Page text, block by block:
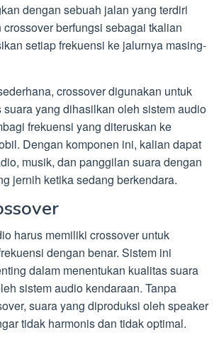
dengan sebuah jalan yang terdiri
berfungsi sebagai tkalian
setiap frekuensi ke jalurnya masing-
crossover digunakan untuk
suara yang dihasilkan oleh sistem audio
frekuensi yang diteruskan ke
Dengan komponen ini, kalian dapat
musik, dan panggilan suara dengan
jernih ketika sedang berkendara.
harus memiliki crossover untuk
dengan benar. Sistem ini
dalam menentukan kualitas suara
sistem audio kendaraan. Tanpa
suara yang diproduksi oleh speaker
tidak harmonis dan tidak optimal.